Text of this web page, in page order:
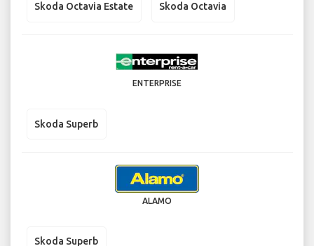
Skoda Octavia Estate Skoda Octavia
ENTERPRISE
Skoda Superb
ALAMO
Skoda Superb